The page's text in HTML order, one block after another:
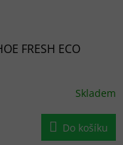
FRESH ECO
Skladem
Do košíku